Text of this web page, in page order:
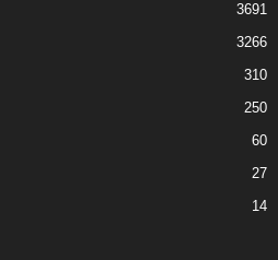
3691
3266
310
250
60
27
14